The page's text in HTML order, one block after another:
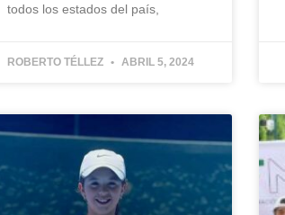
todos los estados del país,
ROBERTO TÉLLEZ ABRIL 5, 2024